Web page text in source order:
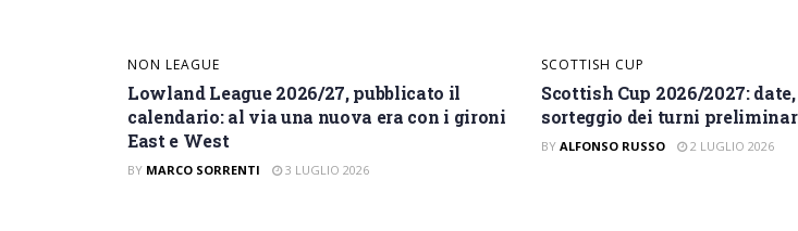
NON LEAGUE
Lowland League 2026/27, pubblicato il
calendario: al via una nuova era con i gironi
East e West
BY MARCO SORRENTI 3 LUGLIO 2026
SCOTTISH CUP
Scottish Cup 2026/2027:
sorteggio dei turni
BY ALFONSO RUSSO 2 LUGLIO 2026